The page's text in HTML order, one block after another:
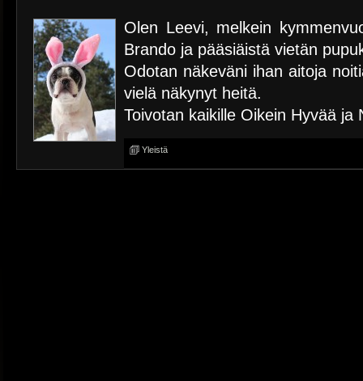
Olen Leevi, melkein
Brando ja pääsiäistä vietän
Odotan näkeväni ihan aitoja
vielä näkynyt heitä.
Toivotan kaikille Oikein Hyvää ja
Yleistä